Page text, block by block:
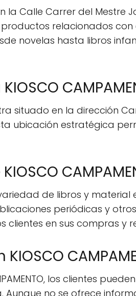
la Calle Carrer del
relacionados con
novelas hasta libros
situado en la dirección
ubicación estratégica
de libros y material
periódicas y
en sus compras y
los clientes
Aunque no se ofrece